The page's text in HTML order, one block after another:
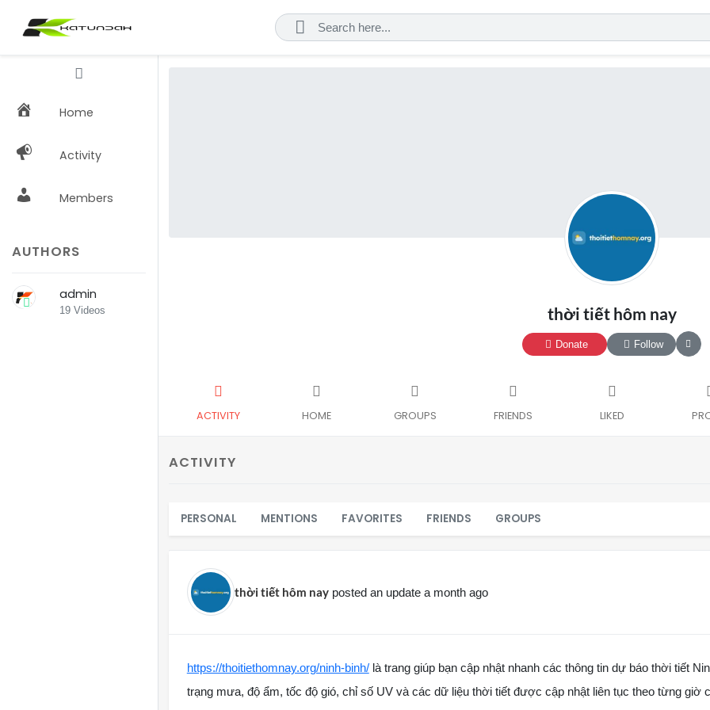
Home
Activity
Members
AUTHORS
admin
19 Videos thời tiết hôm nay
Donate Follow
ACTIVITY HOME GROUPS FRIENDS LIKED
ACTIVITY
PERSONAL MENTIONS FAVORITES FRIENDS GROUPS
thời tiết hôm nayposted an update a month ago
https://thoitiethomnay.org/ninh-binh/là trang giúp bạn cập nhật nhanh các thông tin dự báo thời tiết
trạng mưa, độ ẩm, tốc độ gió, chỉ số UV và các dữ liệu thời tiết được cập nhật liên tục theo từng giờ